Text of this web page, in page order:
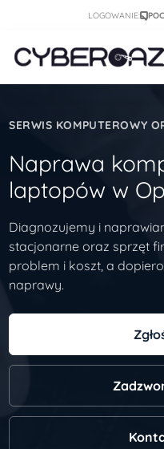
LOGOWANIE:
SERWIS KOMPUTEROWY
Naprawa
laptopów w
Diagnozujemy i
stacjonarne oraz sprzęt
problem i koszt, a
naprawy.